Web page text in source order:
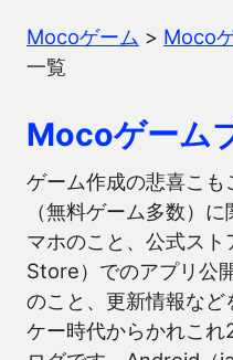
Mocoゲーム > Moco
一覧
Mocoゲーム
ゲーム作成の悲喜こ
（無料ゲーム多数）
マホのこと、公式ス
Store）でのアプリ公
のこと、更新情報など
ケー時代からかれこ